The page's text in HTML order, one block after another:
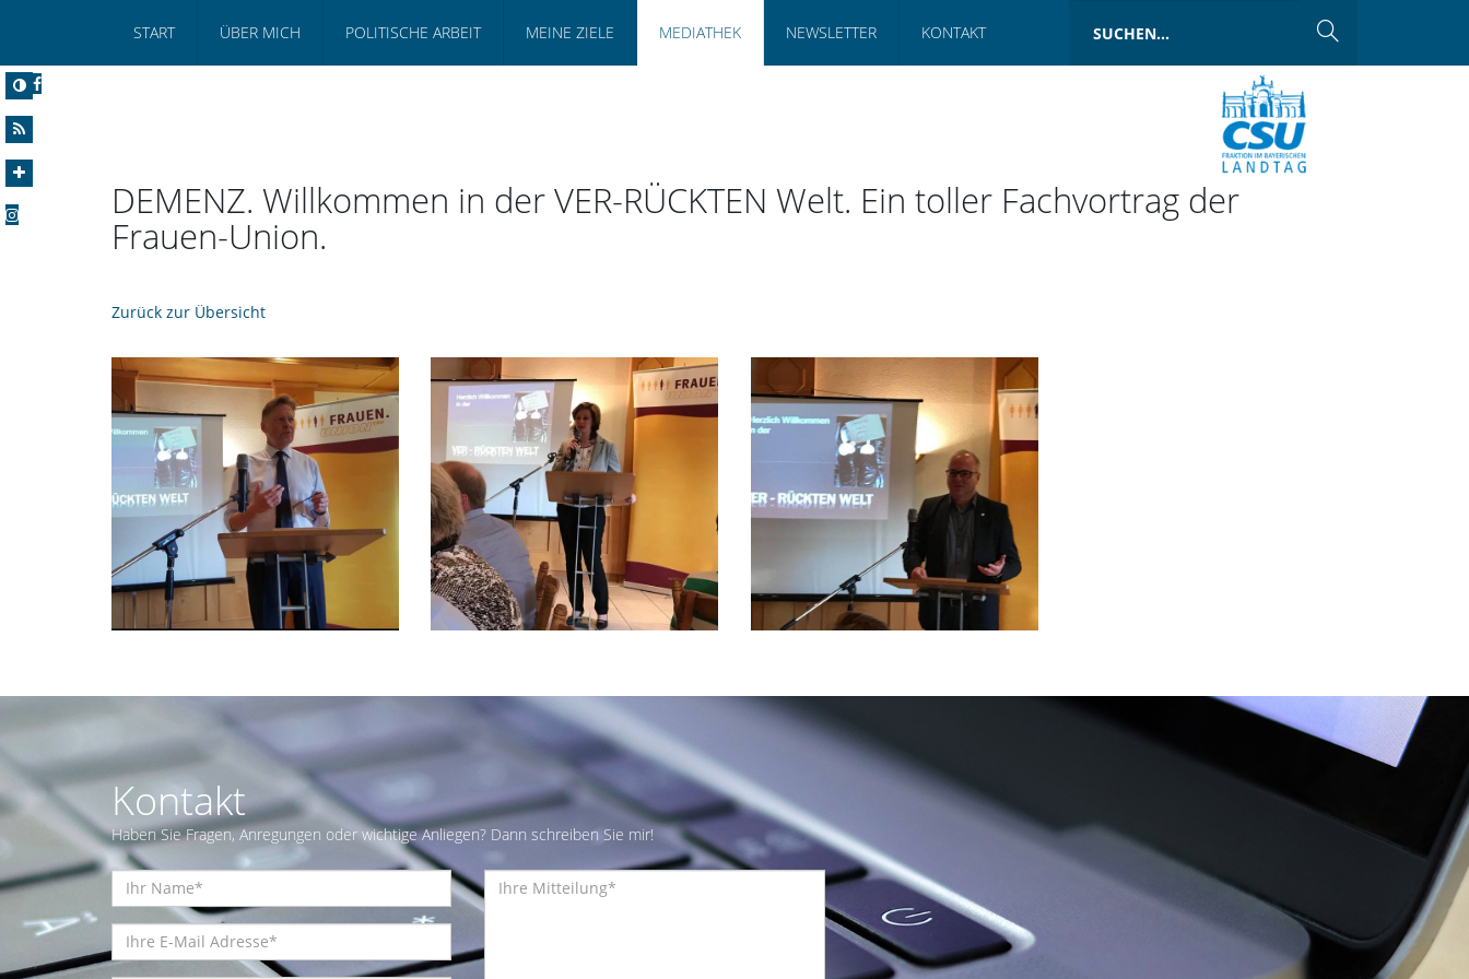
START ÜBER MICH POLITISCHE ARBEIT MEINE ZIELE MEDIATHEK NEWSLETTER KONTAKT
DEMENZ. Willkommen in der VER-RÜCKTEN Welt. Ein toller Fachvortrag der
Frauen-Union.
Zurück zur Übersicht
Kontakt
Haben Sie Fragen, Anregungen oder wichtige Anliegen? Dann schreiben Sie mir!